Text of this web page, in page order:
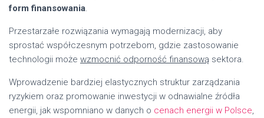
form finansowania.
Przestarzałe rozwiązania wymagają modernizacji, aby
sprostać współczesnym potrzebom, gdzie zastosowanie
technologii może wzmocnić odporność finansową sektora.
Wprowadzenie bardziej elastycznych struktur zarządzania
ryzykiem oraz promowanie inwestycji w odnawialne źródła
energii, jak wspomniano w danych o cenach energii w Polsce,